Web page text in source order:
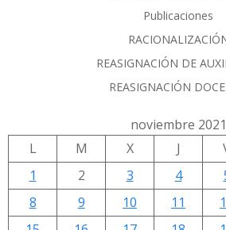
Publicaciones
REASIGNACIÓN DE
REASIGNACIÓN
noviembre 2021
L
M X J
1
2 3 4
8
9 10 11